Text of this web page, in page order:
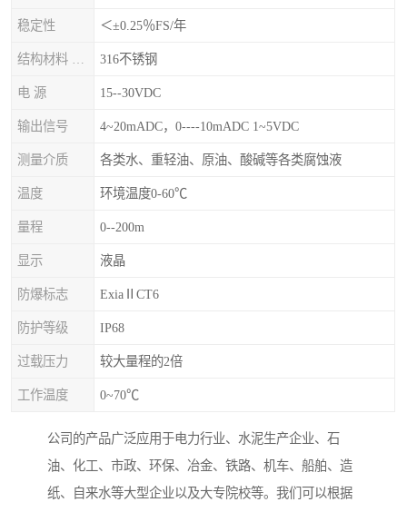
稳定性 ＜±0.25％FS/年
316不锈钢
电 源 15--30VDC
输出信号 4~20mADC，0----10mADC 1~5VDC
测量介质 各类水、重轻油、原油、酸碱等各类腐蚀液
温度 环境温度0-60℃
量程 0--200m
显示 液晶
防爆标志 ExiaⅡCT6
防护等级 IP68
过载压力 较大量程的2倍
工作温度 0~70℃
公司的产品广泛应用于电力行业、水泥生产企业、石
油、化工、市政、环保、冶金、铁路、机车、船舶、造
纸、自来水等大型企业以及大专院校等。我们可以根据